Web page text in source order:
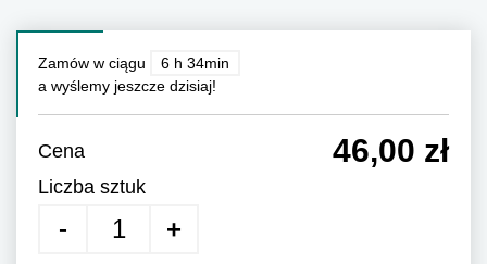
Zamów w ciągu
6 h 34min
a wyślemy jeszcze dzisiaj!
Cena 46,00 zł
Liczba sztuk